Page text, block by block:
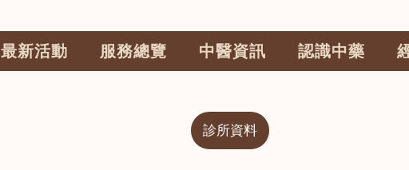
最新活動 服務總覽 中醫資訊 認識中藥
診所資料